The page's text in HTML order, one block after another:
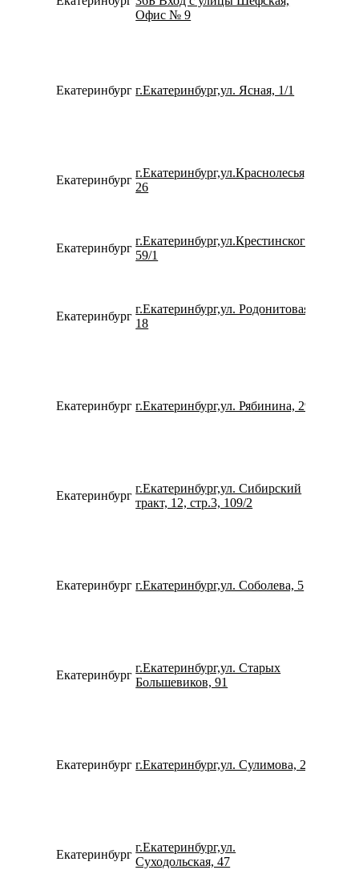
Офис № 9
Екатеринбург г.Екатеринбург,ул. Ясная, 1/1
Екатеринбург
г.Екатеринбург,ул.Краснолесья,
26
Екатеринбург
г.Екатеринбург,ул.Крестинского,
59/1
Екатеринбург
г.Екатеринбург,ул. Родонитовая,
18
Екатеринбург г.Екатеринбург,ул. Рябинина, 29
Екатеринбург
г.Екатеринбург,ул. Сибирский
тракт, 12, стр.3, 109/2
Екатеринбург г.Екатеринбург,ул. Соболева, 5
Екатеринбург
г.Екатеринбург,ул. Старых
Большевиков, 91
Екатеринбург г.Екатеринбург,ул. Сулимова, 23
Екатеринбург
г.Екатеринбург,ул.
Суходольская, 47